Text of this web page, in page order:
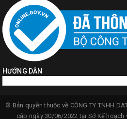
HƯỚNG DẪN
© Bản quyền thuộc về CÔNG TY TNHH
cấp ngày 30/06/2022 tại Sở Kế hoạch